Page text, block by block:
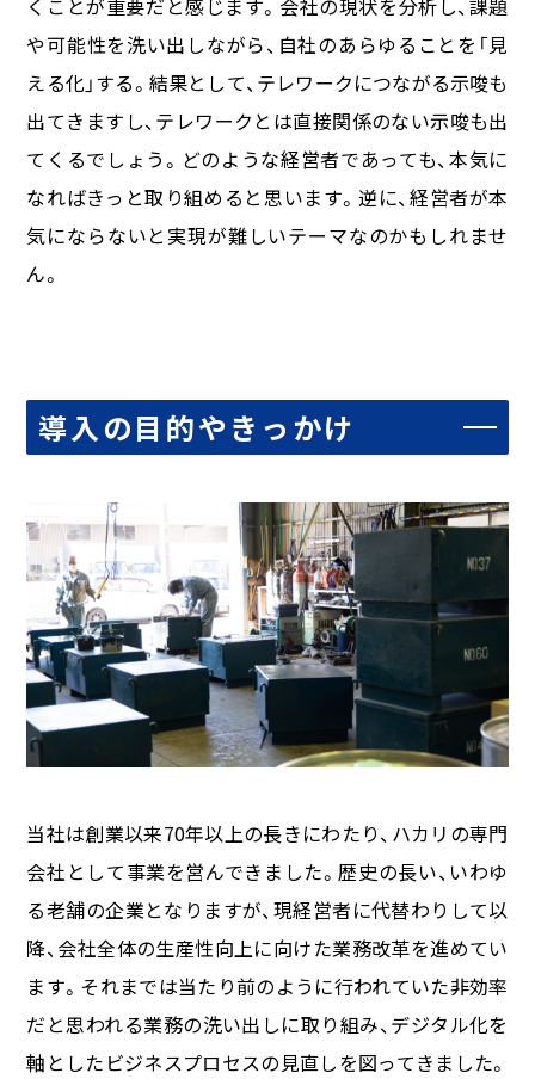
くことが重要だと感じます。会社の現状を分析し、課題
や可能性を洗い出しながら、自社のあらゆることを「見
える化」する。結果として、テレワークにつながる示唆も
出てきますし、テレワークとは直接関係のない示唆も出
てくるでしょう。どのような経営者であっても、本気に
なればきっと取り組めると思います。逆に、経営者が本
気にならないと実現が難しいテーマなのかもしれませ
ん。
導入の目的やきっかけ
当社は創業以来70年以上の長きにわたり、ハカリの専門
会社として事業を営んできました。歴史の長い、いわゆ
る老舗の企業となりますが、現経営者に代替わりして以
降、会社全体の生産性向上に向けた業務改革を進めてい
ます。それまでは当たり前のように行われていた非効率
だと思われる業務の洗い出しに取り組み、デジタル化を
軸としたビジネスプロセスの見直しを図ってきました。